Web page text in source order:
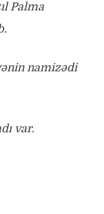
Palma
namizədi
var.